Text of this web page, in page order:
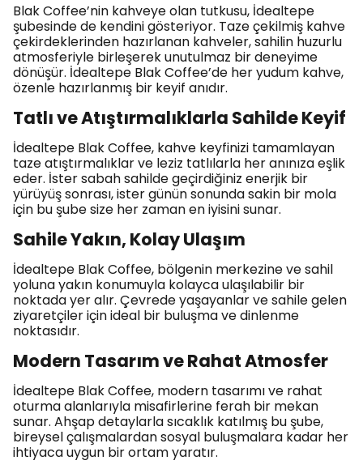
Blak Coffee’nin kahveye olan tutkusu, İdealtepe
şubesinde de kendini gösteriyor. Taze çekilmiş kahve
çekirdeklerinden hazırlanan kahveler, sahilin huzurlu
atmosferiyle birleşerek unutulmaz bir deneyime
dönüşür. İdealtepe Blak Coffee’de her yudum kahve,
özenle hazırlanmış bir keyif anıdır.
Tatlı ve Atıştırmalıklarla Sahilde Keyif
İdealtepe Blak Coffee, kahve keyfinizi tamamlayan
taze atıştırmalıklar ve leziz tatlılarla her anınıza eşlik
eder. İster sabah sahilde geçirdiğiniz enerjik bir
yürüyüş sonrası, ister günün sonunda sakin bir mola
için bu şube size her zaman en iyisini sunar.
Sahile Yakın, Kolay Ulaşım
İdealtepe Blak Coffee, bölgenin merkezine ve sahil
yoluna yakın konumuyla kolayca ulaşılabilir bir
noktada yer alır. Çevrede yaşayanlar ve sahile gelen
ziyaretçiler için ideal bir buluşma ve dinlenme
noktasıdır.
Modern Tasarım ve Rahat Atmosfer
İdealtepe Blak Coffee, modern tasarımı ve rahat
oturma alanlarıyla misafirlerine ferah bir mekan
sunar. Ahşap detaylarla sıcaklık katılmış bu şube,
bireysel çalışmalardan sosyal buluşmalara kadar her
ihtiyaca uygun bir ortam yaratır.